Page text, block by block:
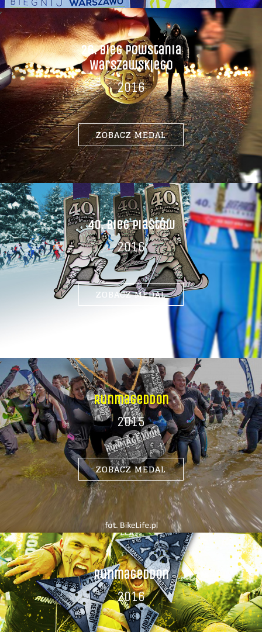
26. Bieg Powstania
Warszawskiego
2016
ZOBACZ MEDAL
40. Bieg Piastów
2016
ZOBACZ MEDAL
Runmageddon
2015
ZOBACZ MEDAL
Runmageddon
2016